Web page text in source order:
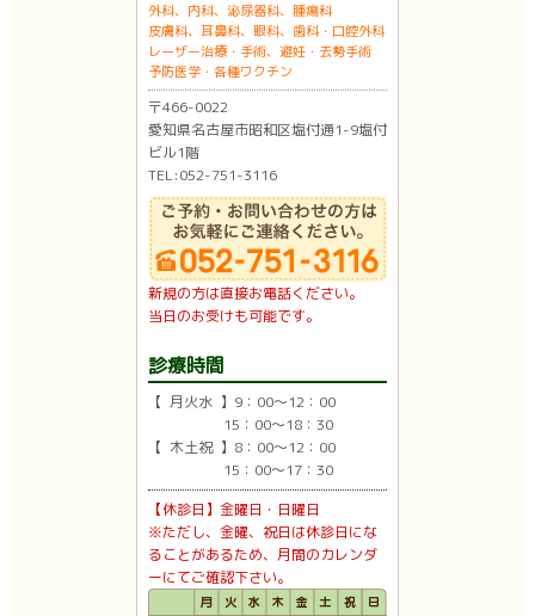
外科、内科、泌尿器科、腫瘍科
皮膚科、耳鼻科、眼科、歯科・口腔外科
レーザー治療・手術、避妊・去勢手術
予防医学・各種ワクチン
〒466-0022
愛知県名古屋市昭和区塩付通1-9塩付
ビル1階
TEL:052-751-3116
新規の方は直接お電話ください。
当日のお受けも可能です。
診療時間
【 月火水 】9：00〜12：00
15：00〜18：30
【 木土祝 】8：00〜12：00
15：00〜17：30
【休診日】金曜日・日曜日
※ただし、金曜、祝日は休診日にな
ることがあるため、月間のカレンダ
ーにてご確認下さい。